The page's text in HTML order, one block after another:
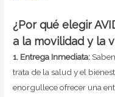
¿Por qué elegir
a la movilidad y la
1. Entrega Inmediata:
trata de la salud y el
enorgullece ofrecer una